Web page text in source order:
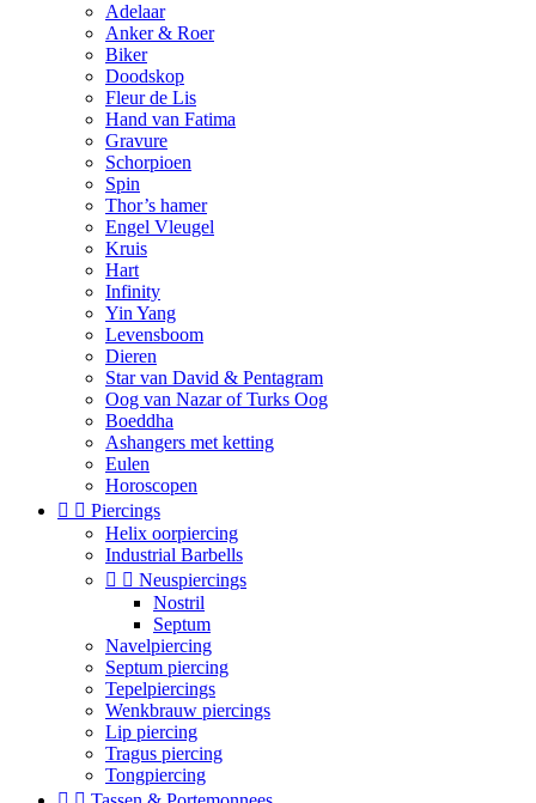
Adelaar
Anker & Roer
Biker
Doodskop
Fleur de Lis
Hand van Fatima
Gravure
Schorpioen
Spin
Thor’s hamer
Engel Vleugel
Kruis
Hart
Infinity
Yin Yang
Levensboom
Dieren
Star van David & Pentagram
Oog van Nazar of Turks Oog
Boeddha
Ashangers met ketting
Eulen
Horoscopen
  Piercings
Helix oorpiercing
Industrial Barbells
  Neuspiercings
Nostril
Septum
Navelpiercing
Septum piercing
Tepelpiercings
Wenkbrauw piercings
Lip piercing
Tragus piercing
Tongpiercing